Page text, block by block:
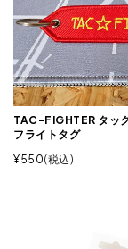
TAC-FIGHTER タッ
フライトタグ
¥550 税込